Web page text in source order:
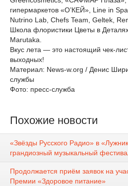
гипермаркетов «О’КЕЙ», Line in
Nutrino Lab, Chefs Team, Geltek,
Школа флористики Цветы в
Marutaka.
Вкус лета — это настоящий чек-
выходных!
Материал: News-w.org / Денис
службы
Фото: пресс-служба
Похожие новости
«Звёзды Русского Радио» в
грандиозный музыкальный
Продолжается приём заявок на
Премии «Здоровое питание»